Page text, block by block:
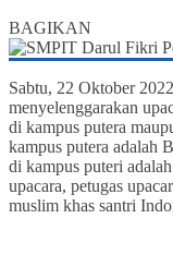
BAGIKAN
Sabtu, 22 Oktober
menyelenggarakan
di kampus putera
kampus putera adalah
di kampus puteri
upacara, petugas
muslim khas santri